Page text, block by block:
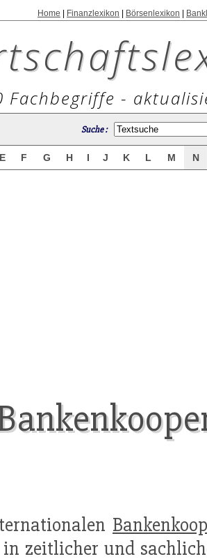
Home Finanzlexikon Börsenlexikon
Fachbegriffe -
Suche :
E F G H I J K L M N
in zeitlicher und